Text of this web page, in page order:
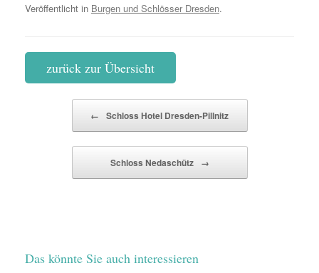
Veröffentlicht in Burgen und Schlösser Dresden.
zurück zur Übersicht
← Schloss Hotel Dresden-Pillnitz
Schloss Nedaschütz →
Das könnte Sie auch interessieren